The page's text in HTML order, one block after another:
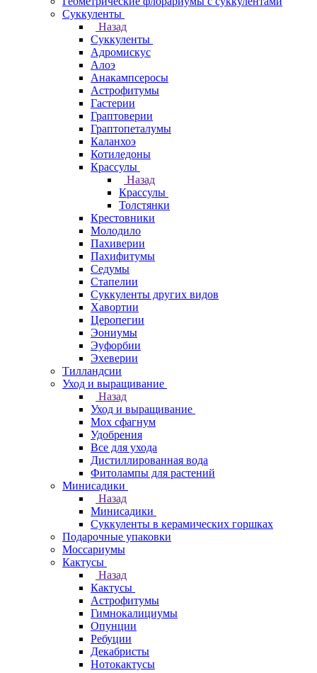
Суккуленты
Назад
Суккуленты
Адромискус
Алоэ
Анакампсеросы
Астрофитумы
Гастерии
Граптоверии
Граптопеталумы
Каланхоэ
Котиледоны
Крассулы
Назад
Крассулы
Толстянки
Крестовники
Молодило
Пахиверии
Пахифитумы
Седумы
Стапелии
Суккуленты других видов
Хавортии
Церопегии
Эониумы
Эуфорбии
Эхеверии
Тилландсии
Уход и выращивание
Назад
Уход и выращивание
Мох сфагнум
Удобрения
Все для ухода
Дистиллированная вода
Фитолампы для растений
Минисадики
Назад
Минисадики
Суккуленты в керамических горшках
Подарочные упаковки
Моссариумы
Кактусы
Назад
Кактусы
Астрофитумы
Гимнокалициумы
Опунции
Ребуции
Декабристы
Нотокактусы